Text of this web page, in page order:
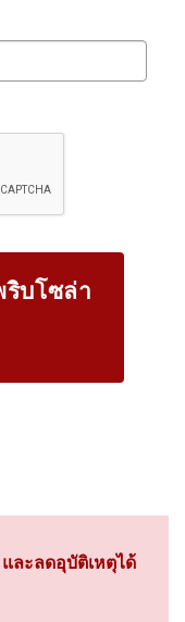
ริบโซล่า
ละลดอุบัติเหตุได้